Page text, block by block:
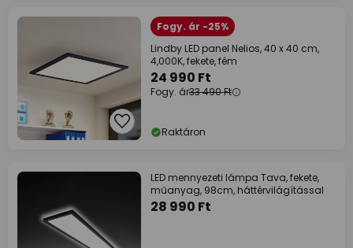
Fogy. ár -25%
Lindby LED panel Nelios, 40 x 40 cm,
4,000K, fekete, fém
24 990 Ft
Fogy. ár33 490 Ft
Raktáron
LED mennyezeti lámpa Tava, fekete,
műanyag, 98cm, háttérvilágítással
28 990 Ft